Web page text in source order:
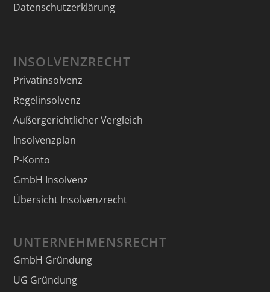
Datenschutzerklärung
INSOLVENZRECHT
Privatinsolvenz
Regelinsolvenz
Außergerichtlicher Vergleich
Insolvenzplan
P-Konto
GmbH Insolvenz
Übersicht Insolvenzrecht
UNTERNEHMENSRECHT
GmbH Gründung
UG Gründung